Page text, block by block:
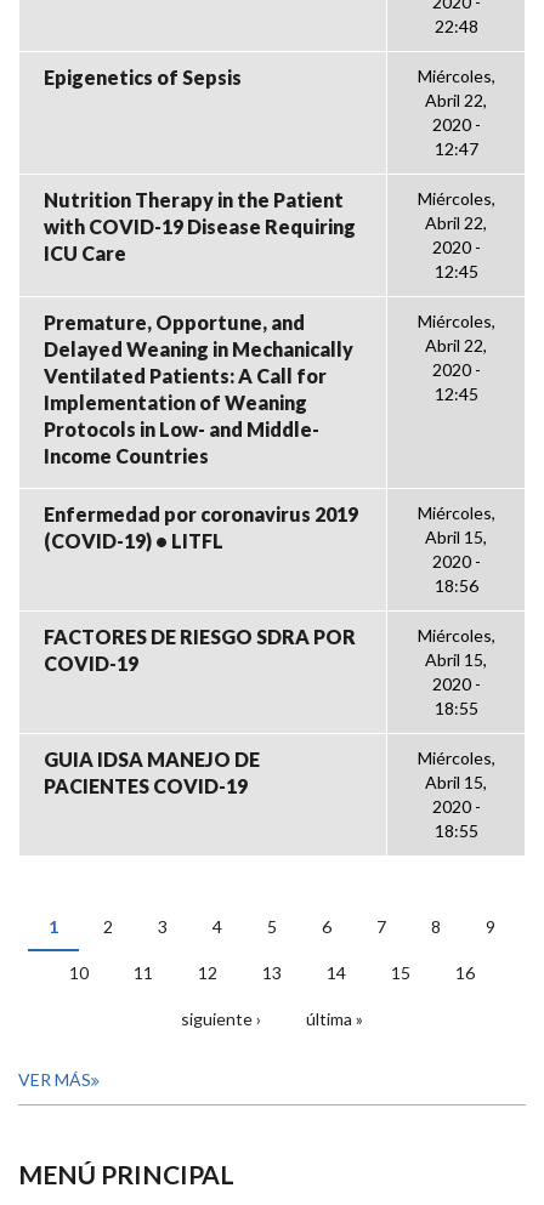
22:48
Epigenetics of Sepsis
Miércoles,
Abril 22,
2020 -
12:47
Nutrition Therapy in the Patient
with COVID-19 Disease Requiring
ICU Care
Miércoles,
Abril 22,
2020 -
12:45
Premature, Opportune, and
Delayed Weaning in Mechanically
Ventilated Patients: A Call for
Implementation of Weaning
Protocols in Low- and Middle-
Income Countries
Miércoles,
Abril 22,
2020 -
12:45
Enfermedad por coronavirus 2019
(COVID-19) • LITFL
Miércoles,
Abril 15,
2020 -
18:56
FACTORES DE RIESGO SDRA POR
COVID-19
Miércoles,
Abril 15,
2020 -
18:55
GUIA IDSA MANEJO DE
PACIENTES COVID-19
Miércoles,
Abril 15,
2020 -
18:55
PÁGINAS
1 2 3 4 5 6 7 8 9
10 11 12 13 14 15 16
siguiente › última »
VER MÁS
MENÚ PRINCIPAL